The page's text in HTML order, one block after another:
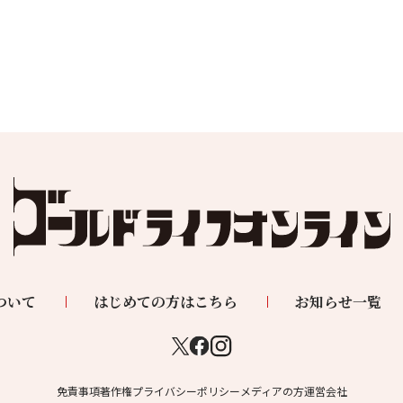
いて はじめての方はこちら お知らせ一覧
免責事項著作権プライバシーポリシー メディアの方運営会社